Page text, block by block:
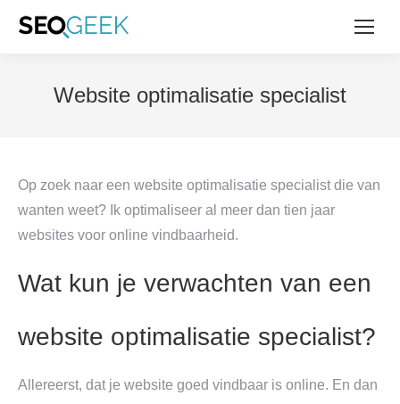
Website optimalisatie specialist
Op zoek naar een website optimalisatie specialist die van
wanten weet? Ik optimaliseer al meer dan tien jaar
websites voor online vindbaarheid.
Wat kun je verwachten van een
website optimalisatie specialist?
Allereerst, dat je website goed vindbaar is online. En dan